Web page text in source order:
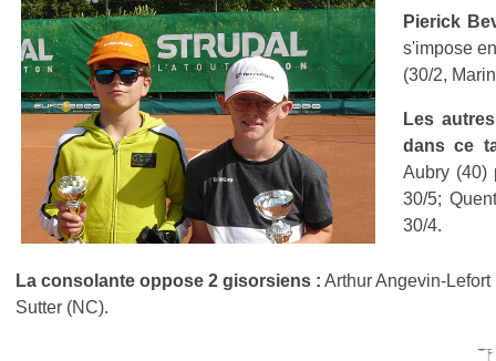
Pierick
s'impose
(30/2,
Les
dans ce
Aubry (40)
30/5;
30/4.
La consolante oppose 2 gisorsiens : Arthur Angevin-
Sutter (NC).